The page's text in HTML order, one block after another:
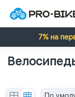
7% на